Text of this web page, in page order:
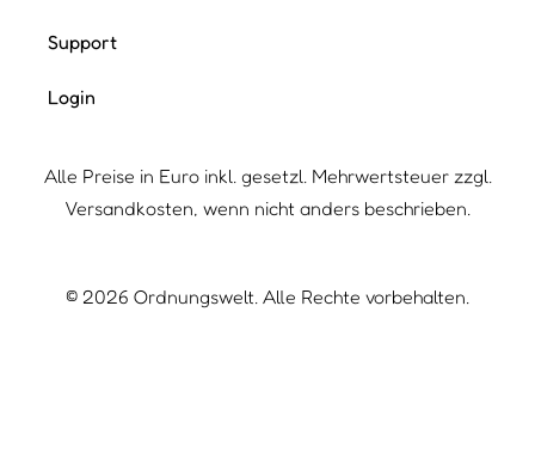
Support
Login
Alle Preise in Euro inkl. gesetzl. Mehrwertsteuer zzgl.
Versandkosten, wenn nicht anders beschrieben.
© 2026 Ordnungswelt. Alle Rechte vorbehalten.